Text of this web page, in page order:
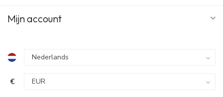
Mijn account
€